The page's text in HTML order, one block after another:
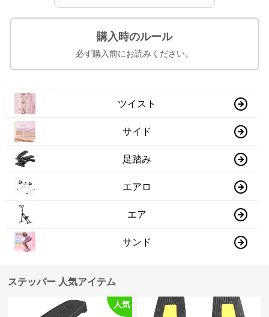
購入時のルール
必ず購入前にお読みください。
ツイスト
サイド
足踏み
エアロ
エア
サンド
ステッパー 人気アイテム
人気